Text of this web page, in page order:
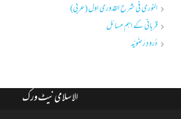
النوری فی شرح القدوری اول (عربی)
قربانی کے اہم مسائل
دُرودِ رَضَویَّہ
الاسلامی نیٹ ورک